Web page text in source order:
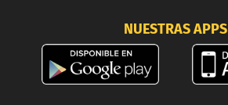
NUESTRAS APPS